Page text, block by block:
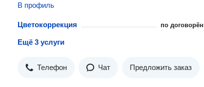
В профиль
Цветокоррекция по
Ещё 3 услуги
Телефон Чат Предложить заказ